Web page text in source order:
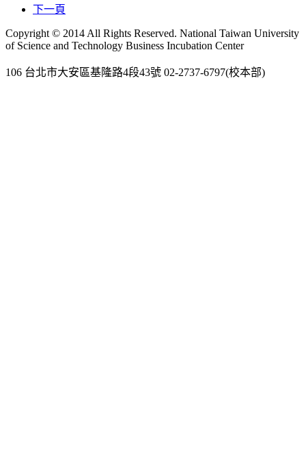
下一頁
Copyright © 2014 All Rights Reserved. National Taiwan University
of Science and Technology Business Incubation Center
106 台北市大安區基隆路4段43號 02-2737-6797(校本部)